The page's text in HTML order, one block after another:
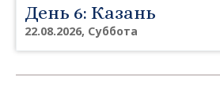
День 6: Казань
22.08.2026, Суббота